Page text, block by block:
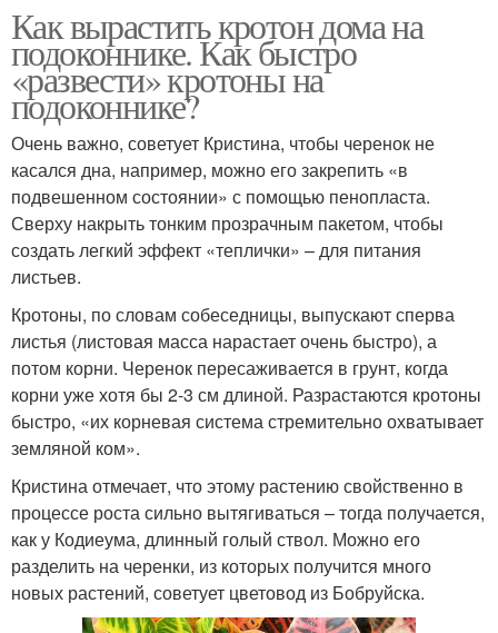
Как вырастить кротон дома на
подоконнике. Как быстро
«развести» кротоны на
подоконнике?
Очень важно, советует Кристина, чтобы черенок не
касался дна, например, можно его закрепить «в
подвешенном состоянии» с помощью пенопласта.
Сверху накрыть тонким прозрачным пакетом, чтобы
создать легкий эффект «теплички» – для питания
листьев.
Кротоны, по словам собеседницы, выпускают сперва
листья (листовая масса нарастает очень быстро), а
потом корни. Черенок пересаживается в грунт, когда
корни уже хотя бы 2-3 см длиной. Разрастаются кротоны
быстро, «их корневая система стремительно охватывает
земляной ком».
Кристина отмечает, что этому растению свойственно в
процессе роста сильно вытягиваться – тогда получается,
как у Кодиеума, длинный голый ствол. Можно его
разделить на черенки, из которых получится много
новых растений, советует цветовод из Бобруйска.